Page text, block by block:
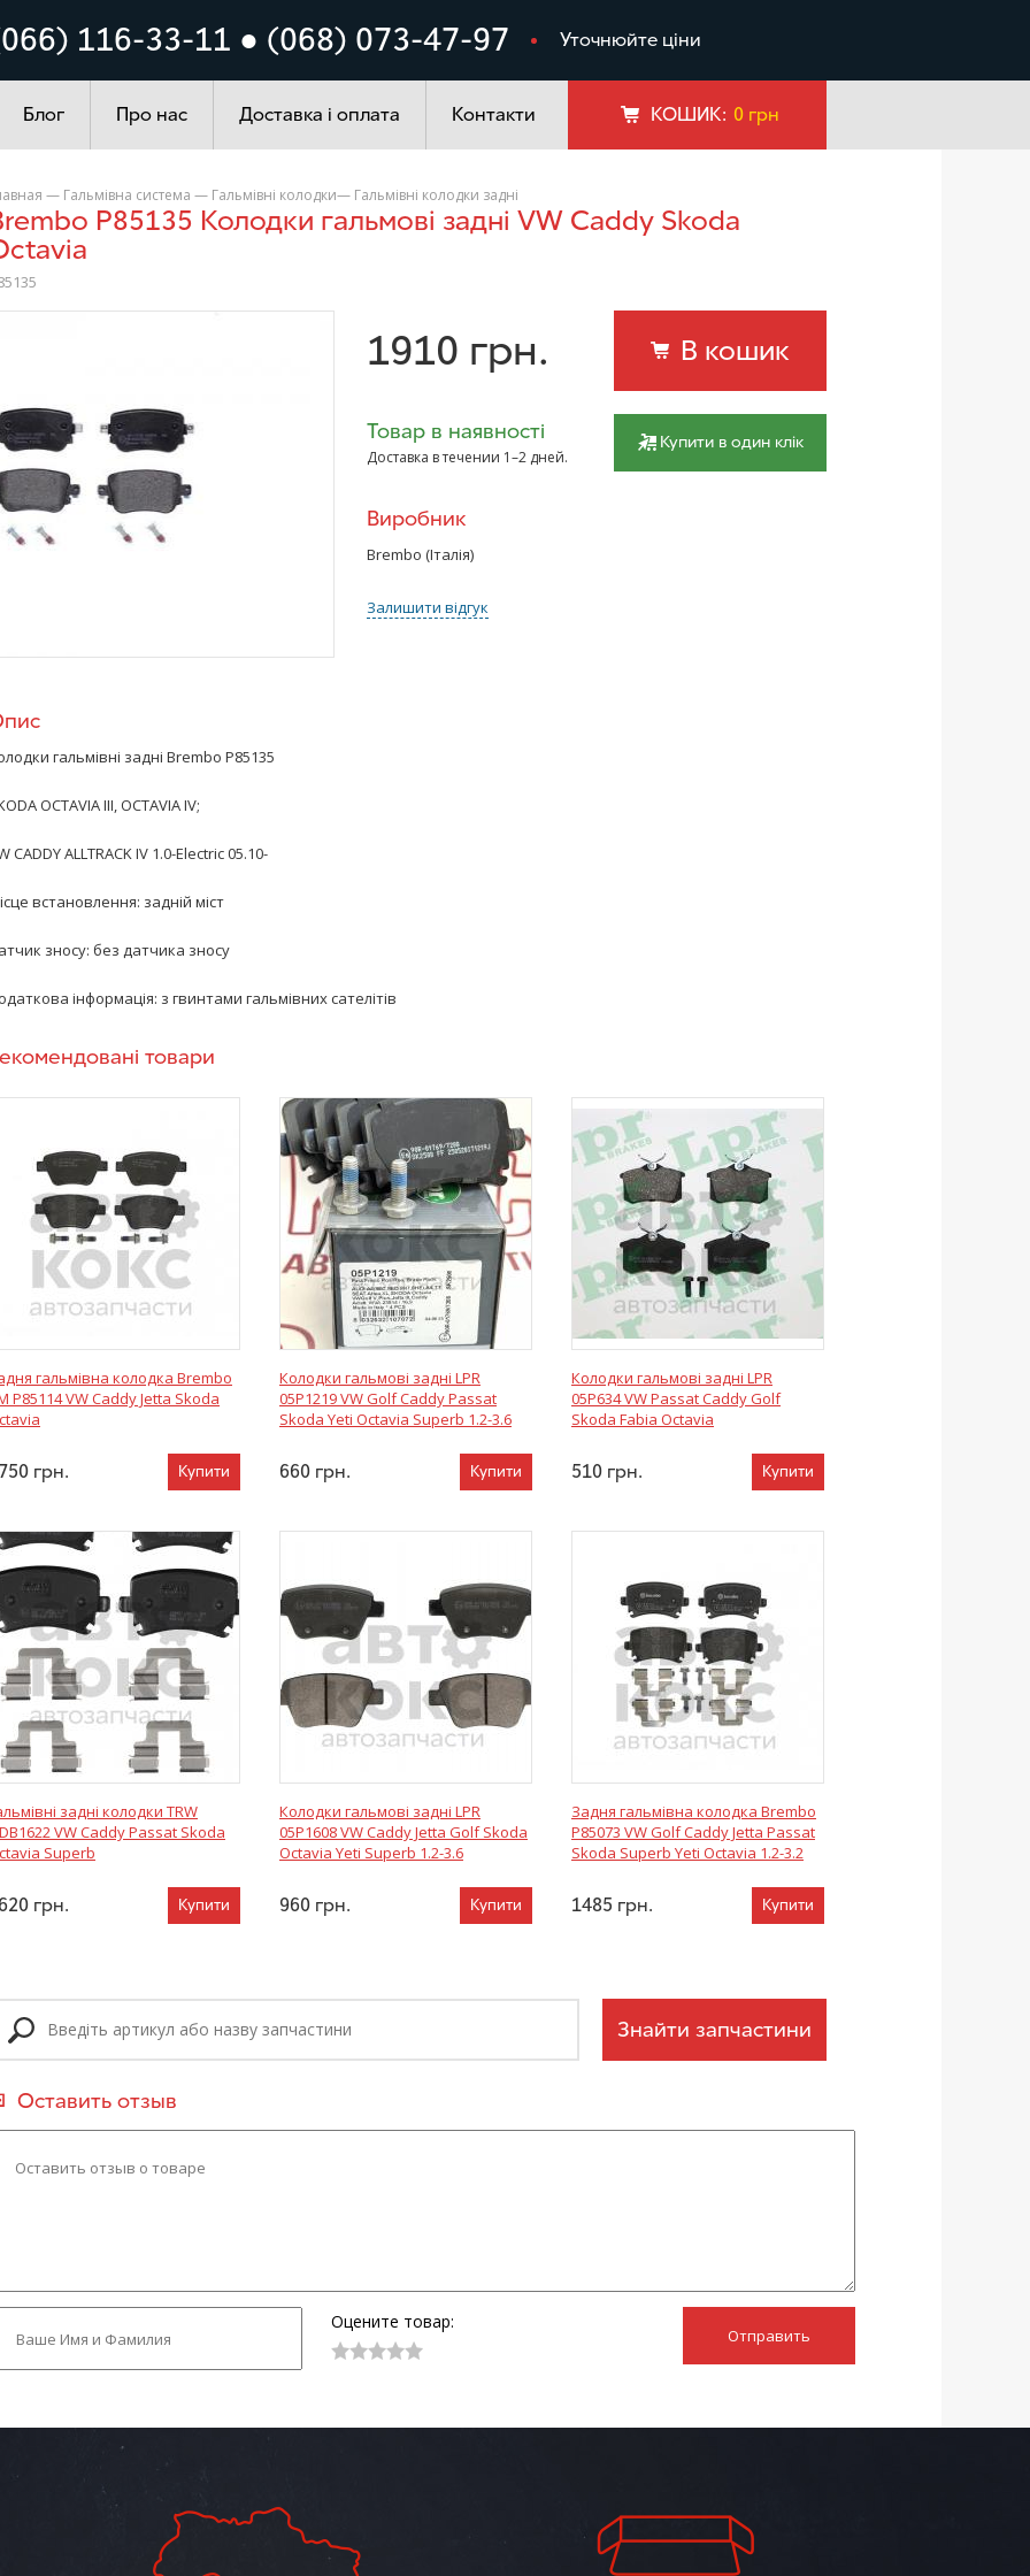
116-33-11 ● (068) 073-47-97 Уточнюйте ціни
Автохімія
Блог Про нас Доставка і оплата Контакти КОШИК: 0грн
— Гальмівна система — Гальмівні колодки— Гальмівні колодки задні
Skoda
В кошик
Купити в один клік
1910 грн.
Товар в наявності
Доставка в течении 1–2 дней.
Виробник
Brembo (Італія)
Залишити відгук
гальмівні задні Brembo P85135
OCTAVIA III, OCTAVIA IV;
CADDY ALLTRACK IV 1.0-Electric 05.10-
встановлення: задній міст
зносу: без датчика зносу
інформація: з гвинтами гальмівних сателітів
товари
гальмівна колодка Brembo
P85114 VW Caddy Jetta Skoda
грн. Купити
Колодки гальмові задні LPR
05P1219 VW Golf Caddy Passat
Skoda Yeti Octavia Superb 1.2-3.6
660 грн. Купити
Колодки гальмові задні LPR
05P634 VW Passat Caddy Golf
Skoda Fabia Octavia
510 грн. Купити
задні колодки TRW
VW Caddy Passat Skoda
Superb
грн. Купити
Колодки гальмові задні LPR
05P1608 VW Caddy Jetta Golf Skoda
Octavia Yeti Superb 1.2-3.6
960 грн. Купити
Задня гальмівна колодка Brembo
P85073 VW Golf Caddy Jetta Passat
Skoda Superb Yeti Octavia 1.2-3.2
1485 грн. Купити
Знайти запчастини
Оставить отзыв
Оцените товар:
Отправить